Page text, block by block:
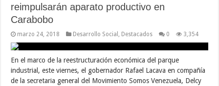
reimpulsarán aparato productivo en
Carabobo
marzo 24, 2018 Desarrollo Social Destacados 0 3,354
En el marco de la reestructuración económica del parque
industrial, este viernes, el gobernador Rafael Lacava en compañía
de la secretaria general del Movimiento Somos Venezuela, Delcy